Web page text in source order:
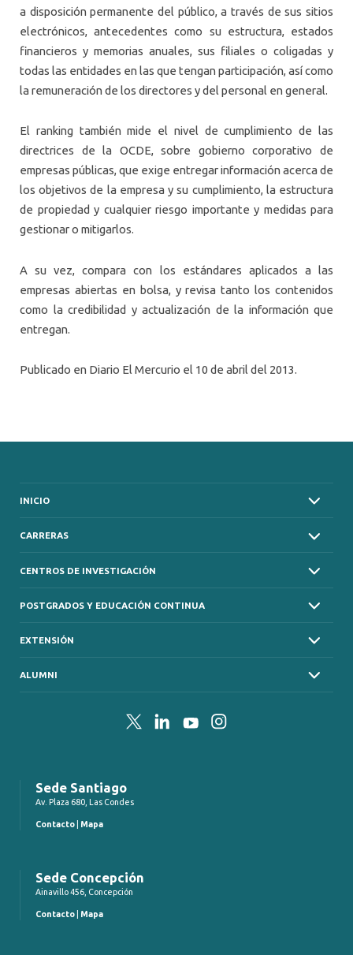
a disposición permanente del público, a través de sus sitios
electrónicos, antecedentes como su estructura, estados
financieros y memorias anuales, sus filiales o coligadas y
todas las entidades en las que tengan participación, así como
la remuneración de los directores y del personal en general.
El ranking también mide el nivel de cumplimiento de las
directrices de la OCDE, sobre gobierno corporativo de
empresas públicas, que exige entregar información acerca de
los objetivos de la empresa y su cumplimiento, la estructura
de propiedad y cualquier riesgo importante y medidas para
gestionar o mitigarlos.
A su vez, compara con los estándares aplicados a las
empresas abiertas en bolsa, y revisa tanto los contenidos
como la credibilidad y actualización de la información que
entregan.
Publicado en Diario El Mercurio el 10 de abril del 2013.
INICIO
CARRERAS
CENTROS DE INVESTIGACIÓN
POSTGRADOS Y EDUCACIÓN CONTINUA
EXTENSIÓN
ALUMNI
TwitterLinkedInYouTubeInstagram
Sede Santiago
Av. Plaza 680, Las Condes
Contacto Mapa
Sede Concepción
Ainavillo 456, Concepción
Contacto Mapa